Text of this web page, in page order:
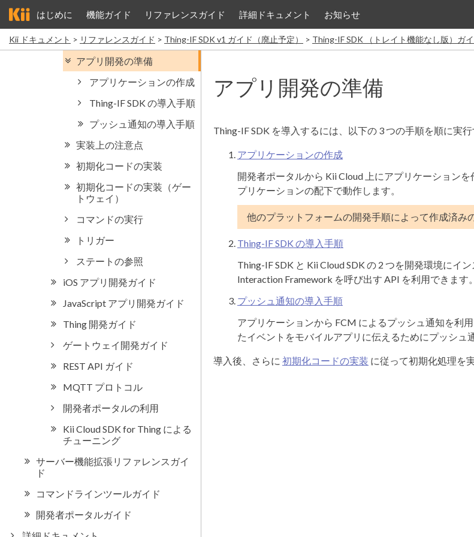
はじめに 機能ガイド リファレンスガイド 詳細ドキュメント お知らせ
Kii ドキュメント リファレンスガイド Thing-IF SDK v1 ガイド（廃止予定） Thing-IF SDK （トレイト機能なし版）ガ
アプリ開発の準備
Thing-IF SDK を導入するには、以下の 3 つの手順を順に実行
アプリケーションの作成
開発者ポータルから Kii Cloud 上にアプリケーション
プリケーションの配下で動作します。
他のプラットフォームの開発手順によって作成済み
Thing-IF SDK の導入手順
Thing-IF SDK と Kii Cloud SDK の 2 つを開発環境にイ
Interaction Framework を呼び出す API を利用できます。
プッシュ通知の導入手順
アプリケーションから FCM によるプッシュ通知を利
たイベントをモバイルアプリに伝えるためにプッシュ
導入後、さらに 初期化コードの実装 に従って初期化処理を